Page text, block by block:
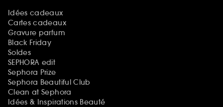
Idées cadeaux
Cartes cadeaux
Gravure parfum
Black Friday
Soldes
SEPHORA edit
Sephora Prize
Sephora Beautiful Club
Clean at Sephora
Idées & Inspirations Beauté